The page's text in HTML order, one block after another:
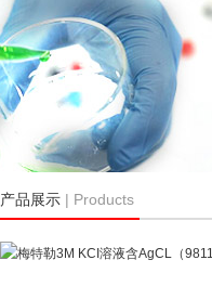
产品展示 | Products